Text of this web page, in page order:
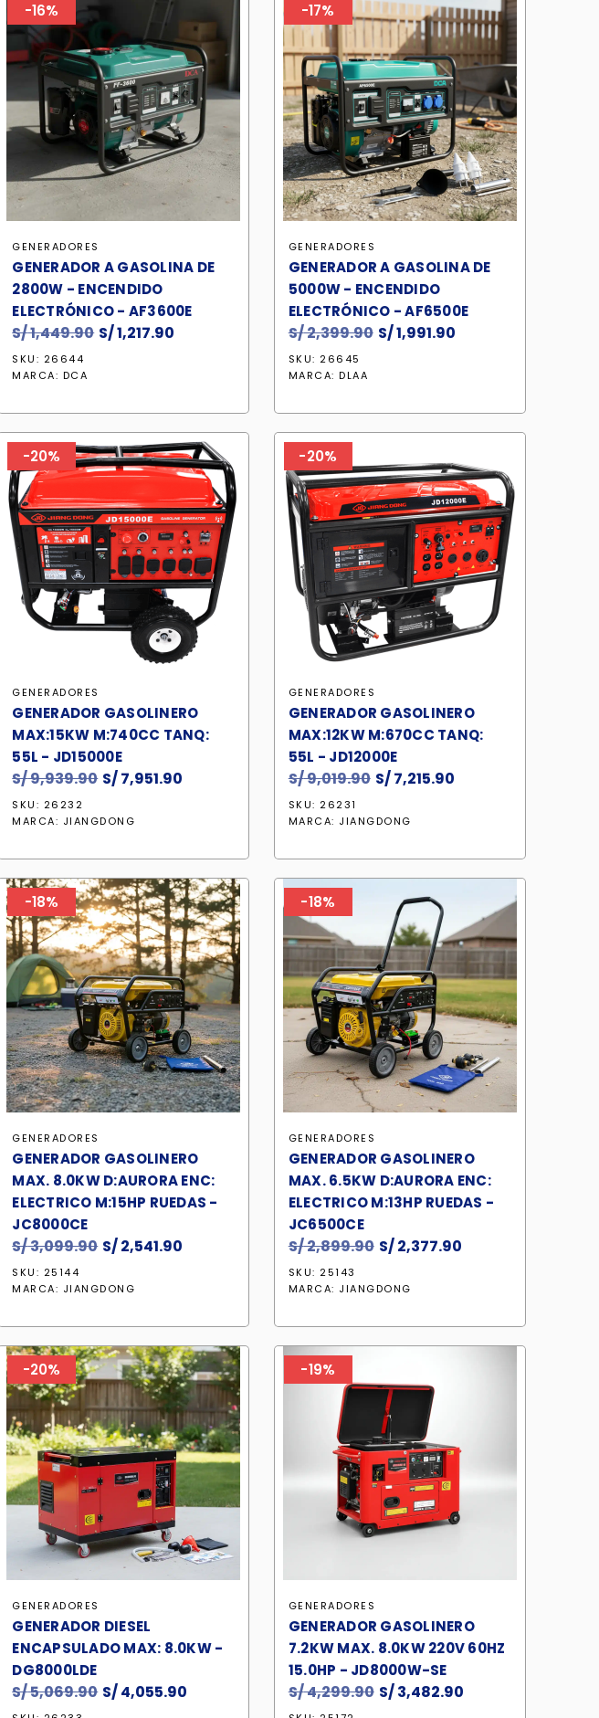
-16%
GENERADORES
GENERADOR A GASOLINA DE
2800W - ENCENDIDO
ELECTRÓNICO - AF3600E
S/1,449.90 El
S/ 1,449.90.
S/1,217.90
S/ 1,217.90.
SKU: 26644
MARCA: DCA
-17%
GENERADORES
GENERADOR A GASOLINA DE
5000W - ENCENDIDO
ELECTRÓNICO - AF6500E
S/2,399.90 El
S/ 2,399.90.
S/1,991.90
S/ 1,991.90.
SKU: 26645
MARCA:DLAA
-20%
GENERADORES
GENERADOR GASOLINERO
MAX:15KW M:740CC TANQ:
55L - JD15000E
S/9,939.90 El
original
S/ 9,939.90.
S/7,951.90
S/ 7,951.90.
SKU: 26232
MARCA: JIANGDONG
-20%
GENERADORES
GENERADOR GASOLINERO
MAX:12KW M:670CC TANQ:
55L - JD12000E
S/9,019.90 El
original
S/ 9,019.90.
S/7,215.90
S/ 7,215.90.
SKU: 26231
MARCA: JIANGDONG
-18%
GENERADORES
GENERADOR GASOLINERO
MAX. 8.0KW D:AURORA ENC:
ELECTRICO M:15HP RUEDAS -
JC8000CE
S/3,099.90 El
original
S/ 3,099.90.
S/2,541.90
S/ 2,541.90.
SKU: 25144
MARCA: JIANGDONG
-18%
GENERADORES
GENERADOR GASOLINERO
MAX. 6.5KW D:AURORA ENC:
ELECTRICO M:13HP RUEDAS -
JC6500CE
S/2,899.90 El
original
S/ 2,899.90.
S/2,377.90
S/ 2,377.90.
SKU: 25143
MARCA: JIANGDONG
-20%
GENERADORES
GENERADOR DIESEL
ENCAPSULADO MAX: 8.0KW -
DG8000LDE
S/5,069.90 El
S/4,055.90
-19%
GENERADORES
GENERADOR GASOLINERO
7.2KW MAX. 8.0KW 220V 60HZ
15.0HP - JD8000W-SE
S/4,299.90 El
S/3,482.90